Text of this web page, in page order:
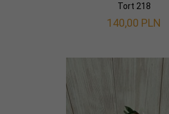
Tort 218
140,00 PLN